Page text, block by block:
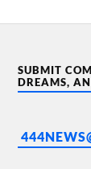
SUBMIT
DREAMS,